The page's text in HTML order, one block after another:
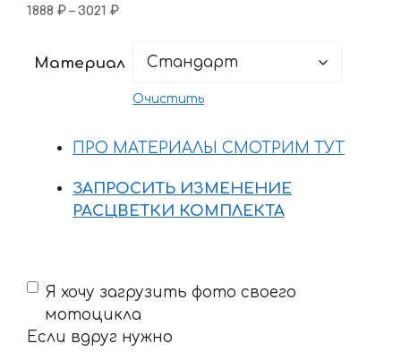
1888 ₽ – 3021 ₽Диапазон
–
Материал
Очистить
ПРО МАТЕРИАЛЫ СМОТРИМ ТУТ
ЗАПРОСИТЬ ИЗМЕНЕНИЕ
РАСЦВЕТКИ КОМПЛЕКТА
Если
вдруг
нужно
Я хочу загрузить фото своего
мотоцикла
Если вдруг нужно